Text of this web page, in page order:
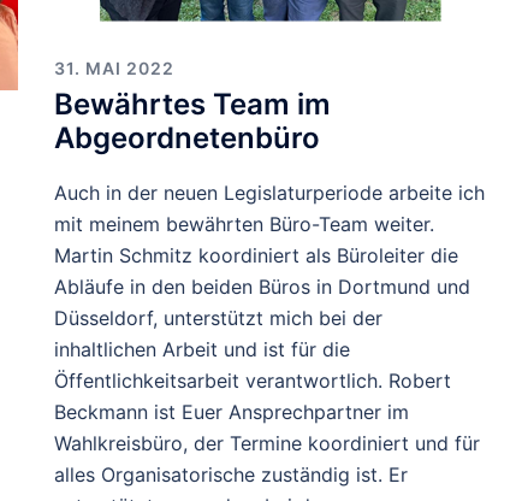
31. MAI 2022
Bewährtes Team im
Abgeordnetenbüro
Auch in der neuen Legislaturperiode arbeite ich
mit meinem bewährten Büro-Team weiter.
Martin Schmitz koordiniert als Büroleiter die
Abläufe in den beiden Büros in Dortmund und
Düsseldorf, unterstützt mich bei der
inhaltlichen Arbeit und ist für die
Öffentlichkeitsarbeit verantwortlich. Robert
Beckmann ist Euer Ansprechpartner im
Wahlkreisbüro, der Termine koordiniert und für
alles Organisatorische zuständig ist. Er